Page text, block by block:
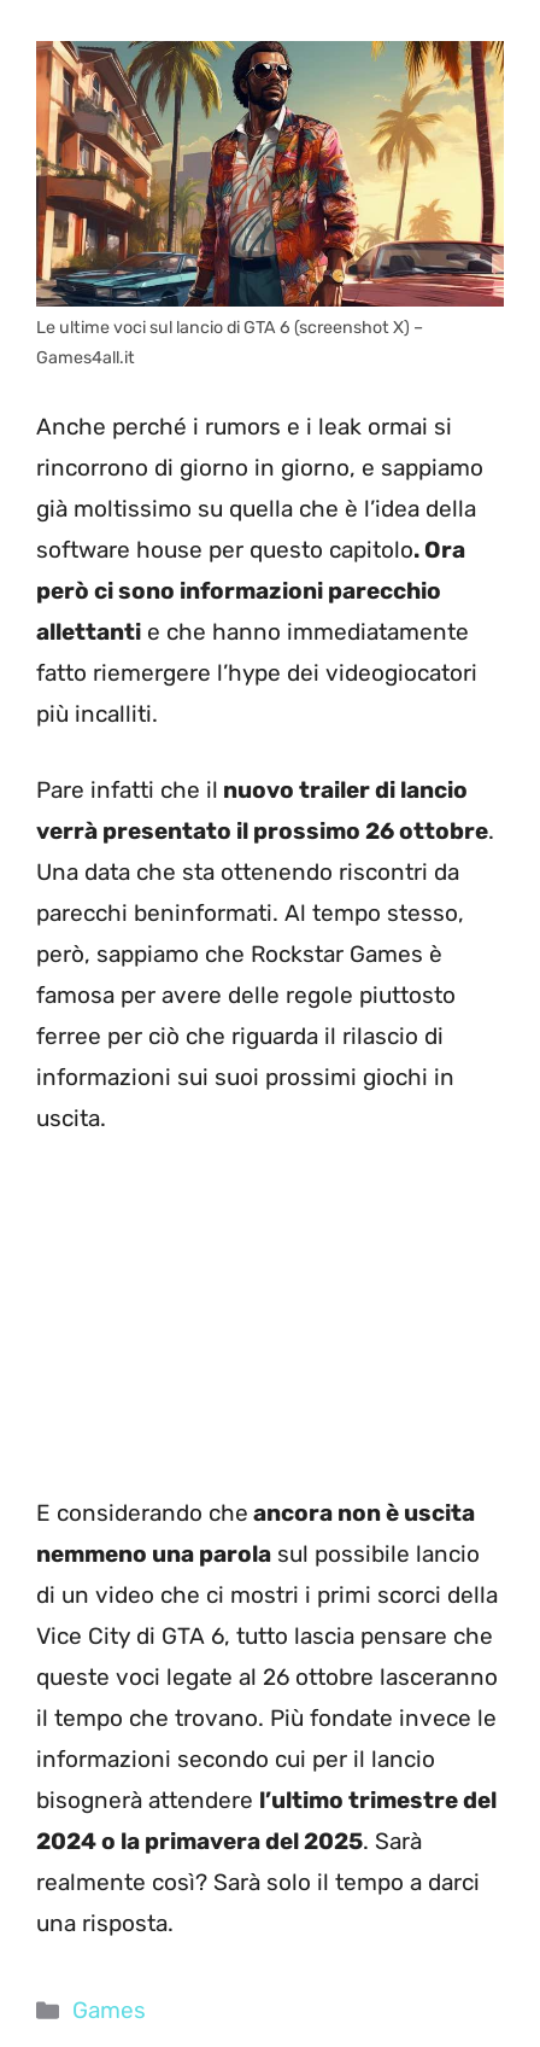
Le ultime voci sul lancio di GTA 6 (screenshot X) –
Games4all.it
Anche perché i rumors e i leak ormai si
rincorrono di giorno in giorno, e sappiamo
già moltissimo su quella che è l’idea della
software house per questo capitolo. Ora
però ci sono informazioni parecchio
allettanti e che hanno immediatamente
fatto riemergere l’hype dei videogiocatori
più incalliti.
Pare infatti che il nuovo trailer di lancio
verrà presentato il prossimo 26 ottobre.
Una data che sta ottenendo riscontri da
parecchi beninformati. Al tempo stesso,
però, sappiamo che Rockstar Games è
famosa per avere delle regole piuttosto
ferree per ciò che riguarda il rilascio di
informazioni sui suoi prossimi giochi in
uscita.
E considerando che ancora non è uscita
nemmeno una parola sul possibile lancio
di un video che ci mostri i primi scorci della
Vice City di GTA 6, tutto lascia pensare che
queste voci legate al 26 ottobre lasceranno
il tempo che trovano. Più fondate invece le
informazioni secondo cui per il lancio
bisognerà attendere l’ultimo trimestre del
2024 o la primavera del 2025. Sarà
realmente così? Sarà solo il tempo a darci
una risposta.
Categorie
Games